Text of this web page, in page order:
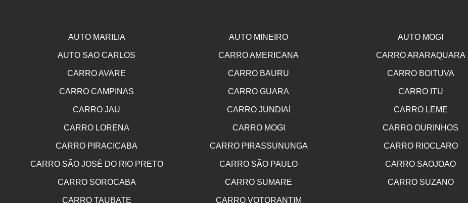
AUTO MARILIA AUTO MINEIRO AUTO MOGI
AUTO SAO CARLOS CARRO AMERICANA CARRO ARARAQUARA
CARRO AVARE CARRO BAURU CARRO BOITUVA
CARRO CAMPINAS CARRO GUARA CARRO ITU
CARRO JAU CARRO JUNDIAÍ CARRO LEME
CARRO LORENA CARRO MOGI CARRO OURINHOS
CARRO PIRACICABA CARRO PIRASSUNUNGA CARRO RIOCLARO
CARRO SÃO JOSÉ DO RIO PRETO CARRO SÃO PAULO CARRO SAOJOAO
CARRO SOROCABA CARRO SUMARE CARRO SUZANO
CARRO TAUBATE CARRO VOTORANTIM